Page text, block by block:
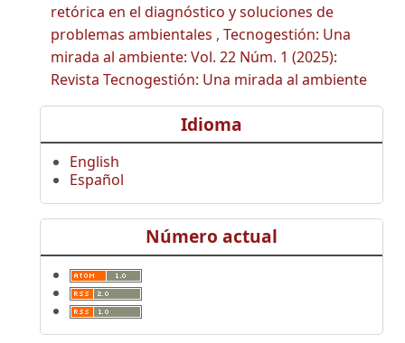
retórica en el diagnóstico y soluciones de
problemas ambientales , Tecnogestión: Una
mirada al ambiente: Vol. 22 Núm. 1 (2025):
Revista Tecnogestión: Una mirada al ambiente
Idioma
English
Español
Número actual